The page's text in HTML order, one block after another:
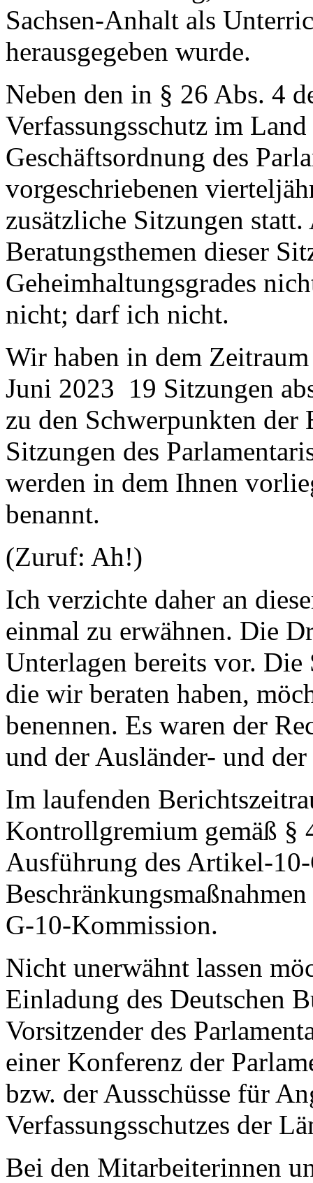
Sachsen-Anhalt als
herausgegeben wurde.
Neben den in § 26 Abs. 4
Verfassungsschutz im
Geschäftsordnung des
vorgeschriebenen
zusätzliche Sitzungen
Beratungsthemen dieser
Geheimhaltungsgrades
nicht; darf ich nicht.
Wir haben in dem
Juni 2023 19 Sitzungen
zu den Schwerpunkten der
Sitzungen des
werden in dem Ihnen
benannt.
(Zuruf: Ah!)
Ich verzichte daher an
einmal zu erwähnen. Die
Unterlagen bereits vor. Die
die wir beraten haben,
benennen. Es waren der
und der Ausländer- und
Im laufenden
Kontrollgremium gemäß §
Ausführung des Artikel-
G-10-Kommission.
Nicht unerwähnt lassen
Einladung des Deutschen
Vorsitzender des
einer Konferenz der
bzw. der Ausschüsse für
Verfassungsschutzes der
Bei den Mitarbeiterinnen